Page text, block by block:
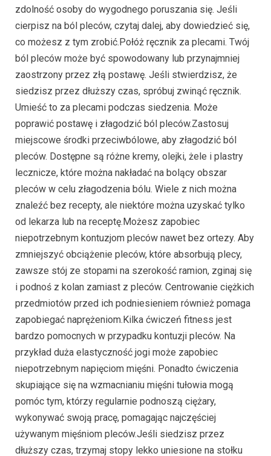
zdolność osoby do wygodnego poruszania się. Jeśli
cierpisz na ból pleców, czytaj dalej, aby dowiedzieć się,
co możesz z tym zrobić.Połóż ręcznik za plecami. Twój
ból pleców może być spowodowany lub przynajmniej
zaostrzony przez złą postawę. Jeśli stwierdzisz, że
siedzisz przez dłuższy czas, spróbuj zwinąć ręcznik.
Umieść to za plecami podczas siedzenia. Może
poprawić postawę i złagodzić ból pleców.Zastosuj
miejscowe środki przeciwbólowe, aby złagodzić ból
pleców. Dostępne są różne kremy, olejki, żele i plastry
lecznicze, które można nakładać na bolący obszar
pleców w celu złagodzenia bólu. Wiele z nich można
znaleźć bez recepty, ale niektóre można uzyskać tylko
od lekarza lub na receptę.Możesz zapobiec
niepotrzebnym kontuzjom pleców nawet bez ortezy. Aby
zmniejszyć obciążenie pleców, które absorbują plecy,
zawsze stój ze stopami na szerokość ramion, zginaj się
i podnoś z kolan zamiast z pleców. Centrowanie ciężkich
przedmiotów przed ich podniesieniem również pomaga
zapobiegać naprężeniom.Kilka ćwiczeń fitness jest
bardzo pomocnych w przypadku kontuzji pleców. Na
przykład duża elastyczność jogi może zapobiec
niepotrzebnym napięciom mięśni. Ponadto ćwiczenia
skupiające się na wzmacnianiu mięśni tułowia mogą
pomóc tym, którzy regularnie podnoszą ciężary,
wykonywać swoją pracę, pomagając najczęściej
używanym mięśniom pleców.Jeśli siedzisz przez
dłuższy czas, trzymaj stopy lekko uniesione na stołku